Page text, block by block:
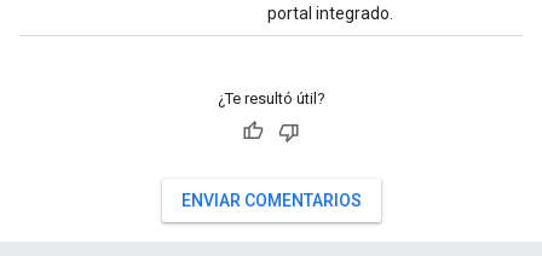
portal integrado.
¿Te resultó útil?
ENVIAR COMENTARIOS